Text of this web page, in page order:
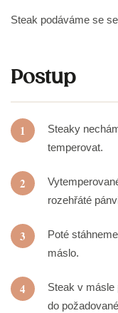
Steak podáváme se
Postup
1
Steaky
temperovat.
2
rozehřáté
3
Poté
máslo.
4
Steak v másle
do